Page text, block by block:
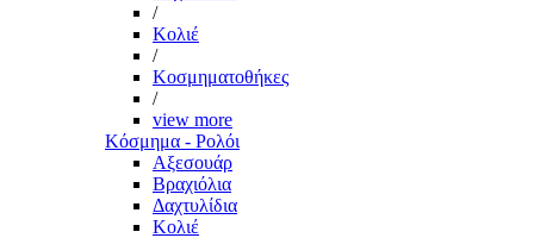
/
Κολιέ
/
Κοσμηματοθήκες
/
view more
Κόσμημα - Ρολόι
Αξεσουάρ
Βραχιόλια
Δαχτυλίδια
Κολιέ